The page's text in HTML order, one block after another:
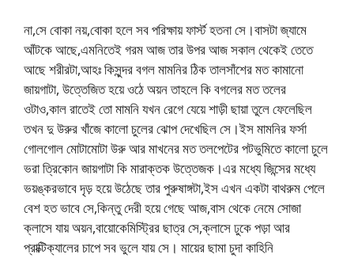
না,সে বোকা নয়,বোকা হলে সব পরিক্ষায় ফার্স্ট হতনা সে।বাসটা জ্যামে
আঁটকে আছে,এমনিতেই গরম আজ তার উপর আজ সকাল থেকেই তেতে
আছে শরীরটা,আহঃ কিসুন্দর বগল মামনির ঠিক তালসাঁশের মত কামানো
জায়গাটা, উত্তেজিত হয়ে ওঠে অয়ন তাহলে কি বগলের মত তলের
ওটাও,কাল রাতেই তো মামনি যখন রেগে যেয়ে শাড়ী ছায়া তুলে ফেলেছিল
তখন দু উরুর খাঁজে কালো চুলের ঝোপ দেখেছিল সে।ইস মামনির ফর্সা
গোলগোল মোটামোটা উরু আর মাখনের মত তলপেটের পটভুমিতে কালো চুলে
ভরা ত্রিকোন জায়গাটা কি মারাক্তক উত্তেজক।এর মধ্যে জিন্সের মধ্যে
ভয়ঙ্করভাবে দৃড় হয়ে উঠেছে তার পুরুষাঙ্গটা,ইস এখন একটা বাথরুম পেলে
বেশ হত ভাবে সে,কিন্তু দেরী হয়ে গেছে আজ,বাস থেকে নেমে সোজা
ক্লাসে যায় অয়ন,বায়োকেমিস্ট্রির ছাত্র সে,ক্লাসে ঢুকে পড়া আর
প্রাক্টিক্যালের চাপে সব ভুলে যায় সে। মায়ের ছামা চুদা কাহিনি